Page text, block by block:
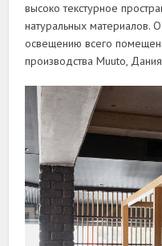
высоко текстурное
натуральных материалов.
освещению всего
производства Muuto,